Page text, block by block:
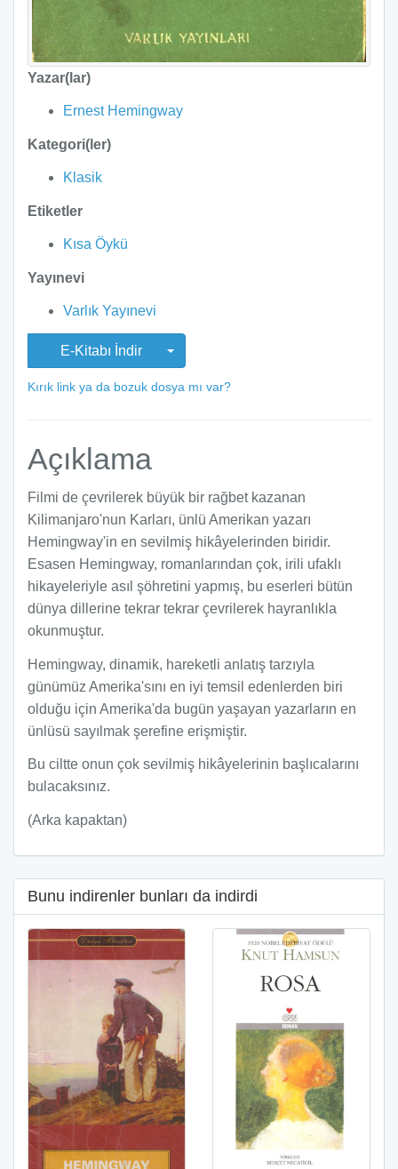
Yazar(lar)
Ernest Hemingway
Kategori(ler)
Klasik
Etiketler
Kısa Öykü
Yayınevi
Varlık Yayınevi
E-Kitabı İndir
Kırık link ya da bozuk dosya mı var?
Açıklama
Filmi de çevrilerek büyük bir rağbet kazanan
Kilimanjaro'nun Karları, ünlü Amerikan yazarı
Hemingway'in en sevilmiş hikâyelerinden biridir.
Esasen Hemingway, romanlarından çok, irili ufaklı
hikayeleriyle asıl şöhretini yapmış, bu eserleri bütün
dünya dillerine tekrar tekrar çevrilerek hayranlıkla
okunmuştur.
Hemingway, dinamik, hareketli anlatış tarzıyla
günümüz Amerika'sını en iyi temsil edenlerden biri
olduğu için Amerika'da bugün yaşayan yazarların en
ünlüsü sayılmak şerefine erişmiştir.
Bu ciltte onun çok sevilmiş hikâyelerinin başlıcalarını
bulacaksınız.
(Arka kapaktan)
Bunu indirenler bunları da indirdi